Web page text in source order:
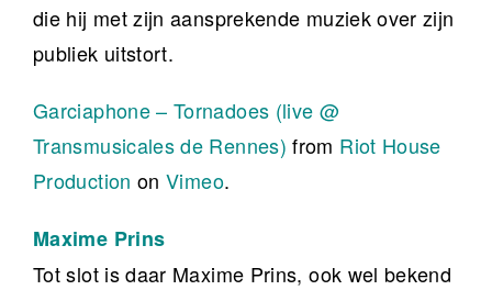
die hij met zijn aansprekende muziek over zijn
publiek uitstort.
Garciaphone – Tornadoes (live @
Transmusicales de Rennes) from Riot House
Production onVimeo.
Maxime Prins
Tot slot is daar Maxime Prins, ook wel bekend